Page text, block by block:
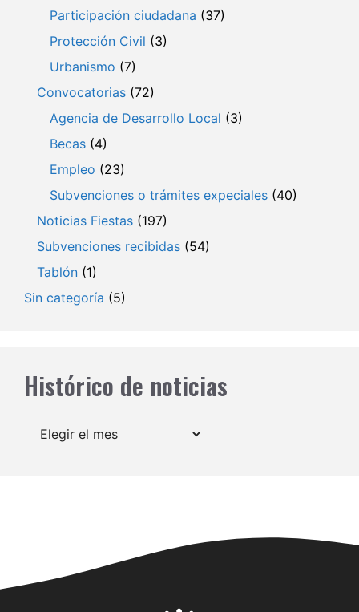
Participación ciudadana (37)
Protección Civil (3)
Urbanismo (7)
Convocatorias (72)
Agencia de Desarrollo Local (3)
Becas (4)
Empleo (23)
Subvenciones o trámites expeciales (40)
Noticias Fiestas (197)
Subvenciones recibidas (54)
Tablón (1)
Sin categoría (5)
Histórico de noticias
Archivos